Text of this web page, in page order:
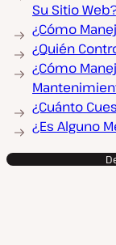
Su Sitio
¿Cómo
¿Quién
¿Cómo
¿Cuánto
¿Es Alguno